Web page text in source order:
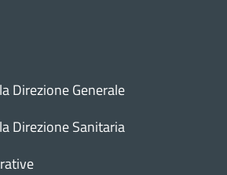
Direzione Generale
Direzione Sanitaria